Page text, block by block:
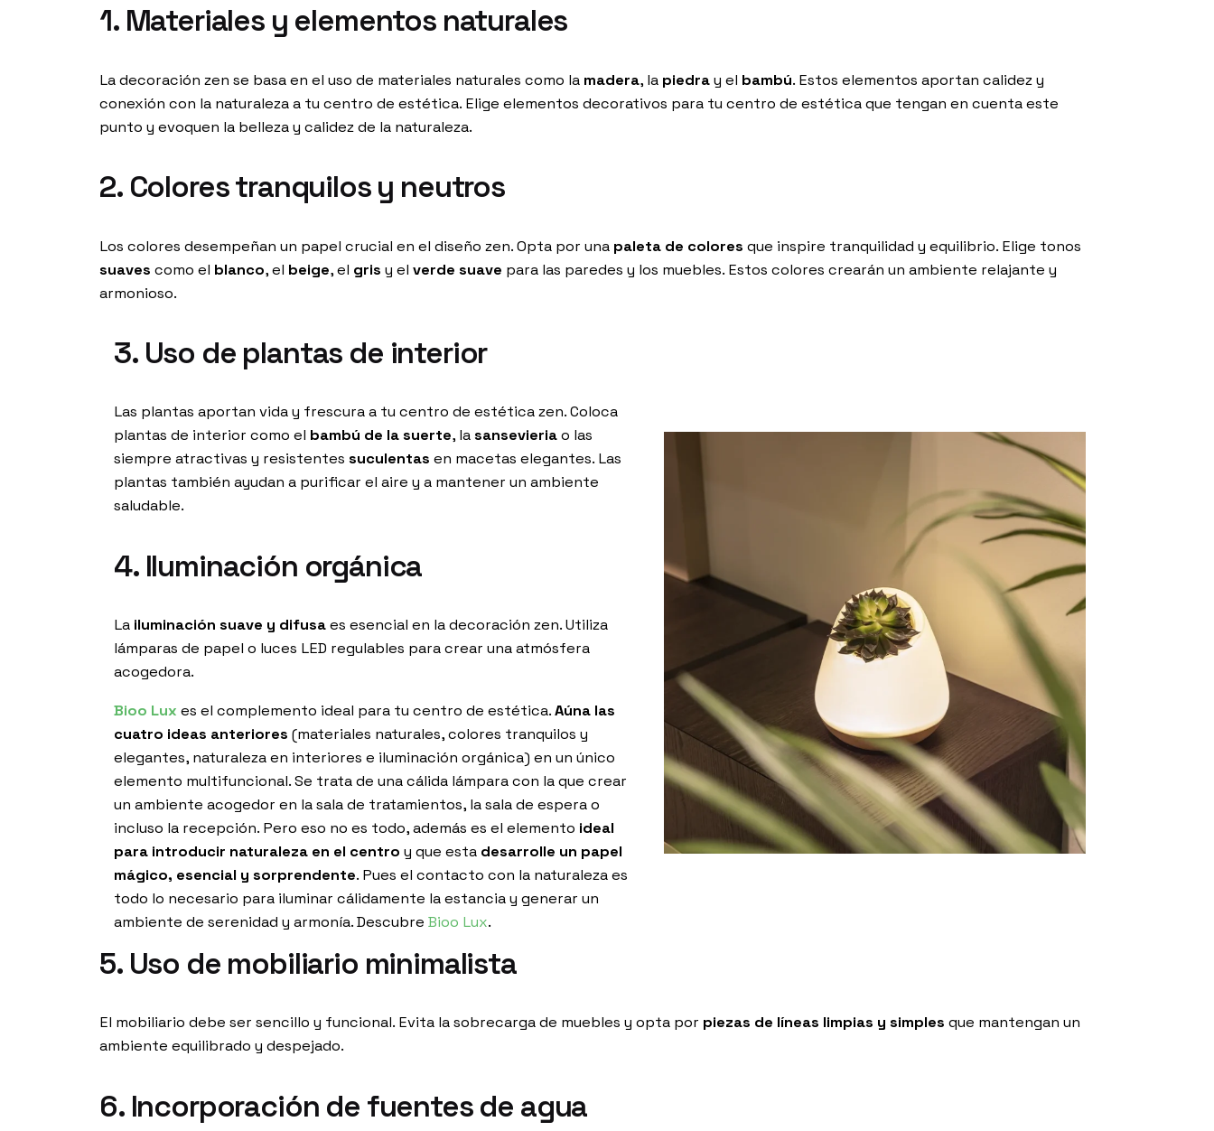
1. Materiales y elementos naturales
La decoración zen se basa en el uso de materiales naturales como la madera, la piedray el bambú. Estos elementos aportan calidez y
conexión con la naturaleza a tu centro de estética. Elige elementos decorativos para tu centro de estética que tengan en cuenta este
punto y evoquen la belleza y calidez de la naturaleza.
2. Colores tranquilos y neutros
Los colores desempeñan un papel crucial en el diseño zen. Opta por una paleta de colores que inspire tranquilidad y equilibrio. Elige tonos
suaves como el blanco, el beige, el gris y elverde suave para las paredes y los muebles. Estos colores crearán un ambiente relajante y
armonioso.
3. Uso de plantas de interior
Las plantas aportan vida y frescura a tu centro de estética zen. Coloca
plantas de interior como el bambú de la suerte, lasansevieriao las
siempre atractivas y resistentessuculentas en macetas elegantes. Las
plantas también ayudan a purificar el aire y a mantener un ambiente
saludable.
4. Iluminación orgánica
La iluminación suave y difusaes esencial en la decoración zen. Utiliza
lámparas de papel o luces LED regulables para crear una atmósfera
acogedora.
Bioo Lux es el complemento ideal para tu centro de estética.Aúna las
cuatro ideas anteriores (materiales naturales, colores tranquilos y
elegantes, naturaleza en interiores e iluminación orgánica) en un único
elemento multifuncional. Se trata de una cálida lámpara con la que crear
un ambiente acogedor en la sala de tratamientos, la sala de espera o
incluso la recepción. Pero eso no es todo, además es el elemento ideal
para introducir naturaleza en el centroy que esta desarrolle un papel
mágico, esencial y sorprendente. Pues el contacto con la naturaleza es
todo lo necesario para iluminar cálidamente la estancia y generar un
ambiente de serenidad y armonía. DescubreBioo Lux.
5. Uso de mobiliario minimalista
El mobiliario debe ser sencillo y funcional. Evita la sobrecarga de muebles y opta por piezas de líneas limpias y simples que mantengan un
ambiente equilibrado y despejado.
6. Incorporación de fuentes de agua